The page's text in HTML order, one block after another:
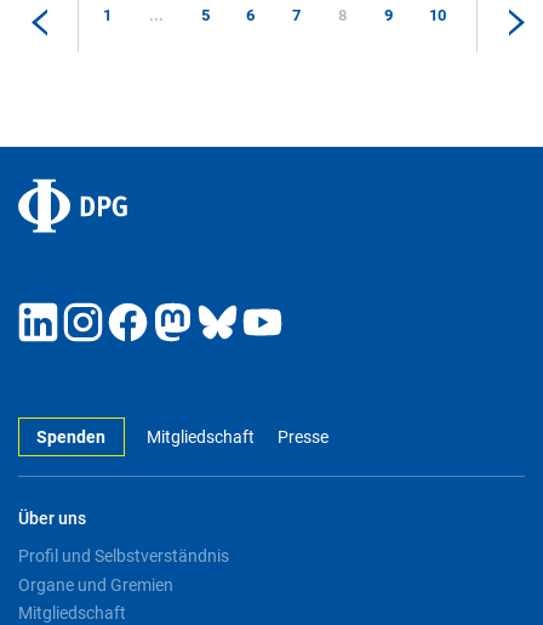
1 ... 5 6 7 8 9 10
Spenden Mitgliedschaft Presse
Über uns
Profil und Selbstverständnis
Organe und Gremien
Mitgliedschaft